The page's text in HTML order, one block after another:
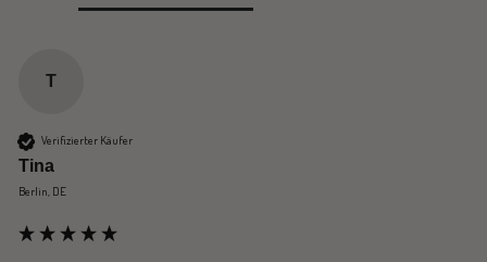
T
Verifizierter Käufer
Tina
Berlin, DE